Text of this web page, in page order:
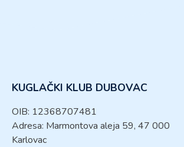
KUGLAČKI KLUB DUBOVAC
OIB: 12368707481
Adresa: Marmontova aleja 59, 47 000
Karlovac